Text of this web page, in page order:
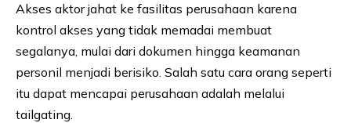
Akses aktor jahat ke fasilitas perusahaan karena
kontrol akses yang tidak memadai membuat
segalanya, mulai dari dokumen hingga keamanan
personil menjadi berisiko. Salah satu cara orang seperti
itu dapat mencapai perusahaan adalah melalui
tailgating.